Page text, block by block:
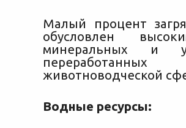
Малый процент
обусловлен
минеральных и
переработанных
животноводческой
Водные ресурсы: